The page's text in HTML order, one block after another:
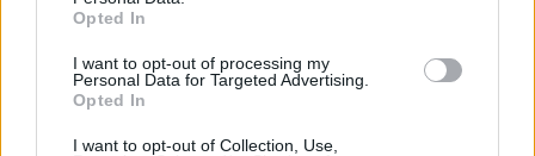
Opted In
I want to opt-out of processing my
Personal Data for Targeted Advertising.
Opted In
I want to opt-out of Collection, Use,
külügyminiszter rendkívüli ülést hívott össze
az összes izraeli nagykövetnek, hogy „hogyan
kell eljárni a különböző fővárosokban lévő
államfőkkel a közelmúltbeli támadások